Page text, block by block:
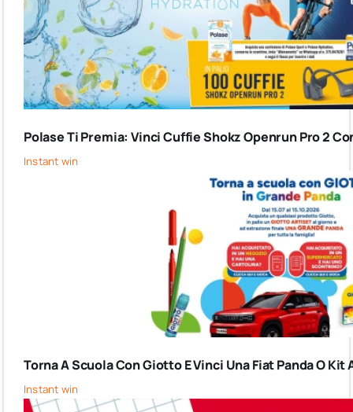
Polase Ti Premia: Vinci Cuffie Shokz Openrun Pro 2
Instant win
Torna A Scuola Con Giotto E Vinci Una Fiat Panda O
Instant win